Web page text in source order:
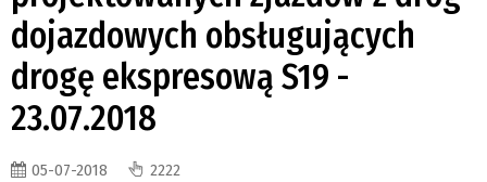
dojazdowych obsługujących
drogę ekspresową S19 -
23.07.2018
05-07-2018 2222